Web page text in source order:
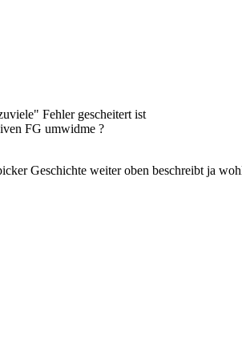
Fehler gescheitert ist
FG umwidme ?
Geschichte weiter oben beschreibt ja